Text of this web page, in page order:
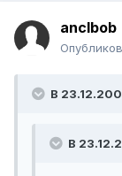
anclbob
В
В